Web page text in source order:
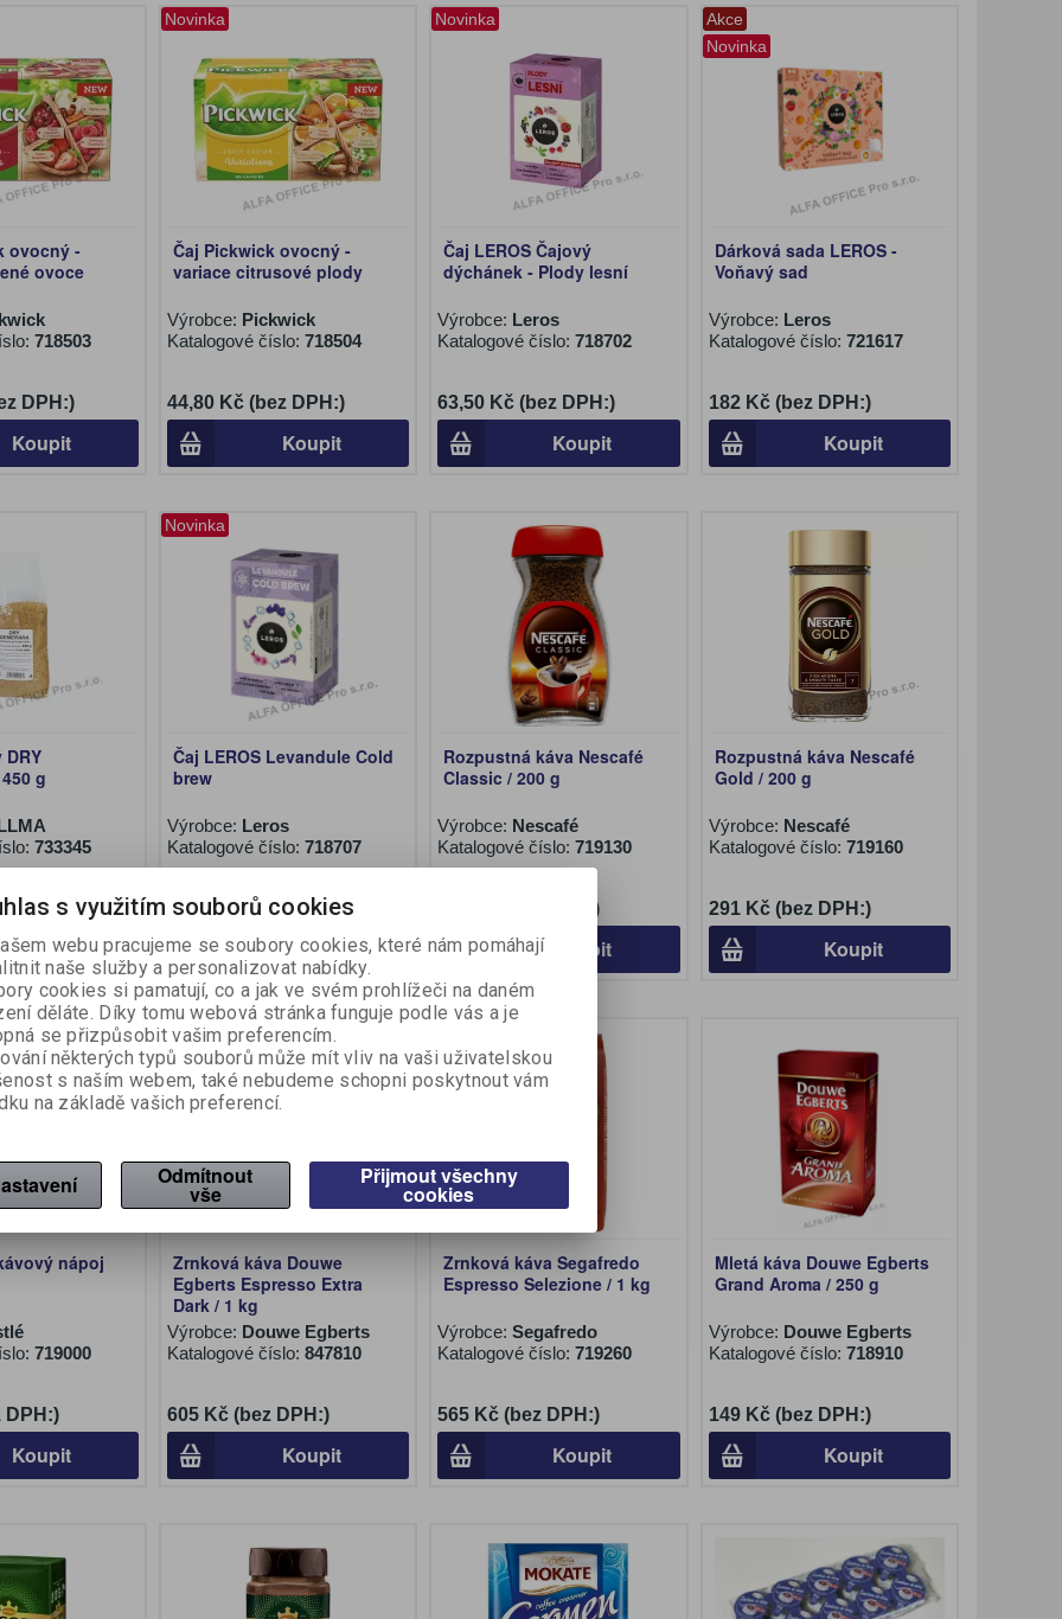
ovocný -
ovoce
718503
DPH:)
Koupit
Novinka
Čaj Pickwick ovocný -
variace citrusové plody
Výrobce: Pickwick
Katalogové číslo: 718504
44,80 Kč (bez DPH:)
Koupit
Novinka
Čaj LEROS Čajový
dýchánek - Plody lesní
Výrobce: Leros
Katalogové číslo:718702
63,50 Kč (bez DPH:)
Koupit
Akce
Novinka
Dárková sada LEROS -
Voňavý sad
Výrobce: Leros
Katalogové číslo: 721617
182 Kč (bez DPH:)
Koupit
g
733345
DPH:)
Koupit
Novinka
Čaj LEROS Levandule Cold
brew
Výrobce: Leros
Katalogové číslo: 718707
63,50 Kč (bez DPH:)
Koupit
Rozpustná káva Nescafé
Classic / 200 g
Výrobce: Nescafé
Katalogové číslo:719130
206 Kč (bez DPH:)
Koupit
Rozpustná káva Nescafé
Gold / 200 g
Výrobce: Nescafé
Katalogové číslo: 719160
291 Kč (bez DPH:)
Koupit
nápoj
719000
DPH:)
Koupit
Zrnková káva Douwe
Egberts Espresso Extra
Dark / 1 kg
Výrobce: Douwe Egberts
Katalogové číslo: 847810
605 Kč (bez DPH:)
Koupit
Zrnková káva Segafredo
Espresso Selezione / 1 kg
Výrobce:Segafredo
Katalogové číslo:719260
565 Kč (bez DPH:)
Koupit
Mletá káva Douwe Egberts
Grand Aroma / 250 g
Výrobce: Douwe Egberts
Katalogové číslo: 718910
149 Kč (bez DPH:)
Koupit
s využitím souborů cookies
webu pracujeme se soubory cookies, které nám pomáhají
naše služby a personalizovat nabídky.
cookies si pamatují, co a jak ve svém prohlížeči na daném
děláte. Díky tomu webová stránka funguje podle vás a je
se přizpůsobit vašim preferencím.
některých typů souborů může mít vliv na vaši uživatelskou
s naším webem, také nebudeme schopni poskytnout vám
na základě vašich preferencí.
Odmítnout
vše
Přijmout všechny
cookies